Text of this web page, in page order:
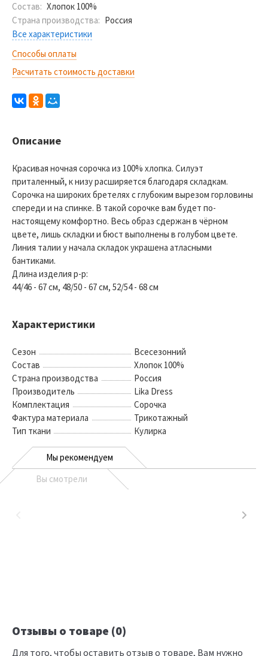
Состав: Хлопок 100%
Страна производства: Россия
Все характеристики
Способы оплаты
Расчитать стоимость доставки
Описание
Красивая ночная сорочка из 100% хлопка. Силуэт
приталенный, к низу расширяется благодаря складкам.
Сорочка на широких бретелях с глубоким вырезом горловины
спереди и на спинке. В такой сорочке вам будет по-
настоящему комфортно. Весь образ сдержан в чёрном
цвете, лишь складки и бюст выполнены в голубом цвете.
Линия талии у начала складок украшена атласными
бантиками.
Длина изделия р-р:
44/46 - 67 см, 48/50 - 67 см, 52/54 - 68 см
Характеристики
Сезон
Всесезонний
Состав
Хлопок 100%
Страна производства
Россия
Производитель
Lika Dress
Комплектация
Сорочка
Фактура материала
Трикотажный
Тип ткани
Кулирка
Мы рекомендуем
Вы смотрели
Отзывы о товаре (0)
Для того, чтобы оставить отзыв о товаре, Вам нужно